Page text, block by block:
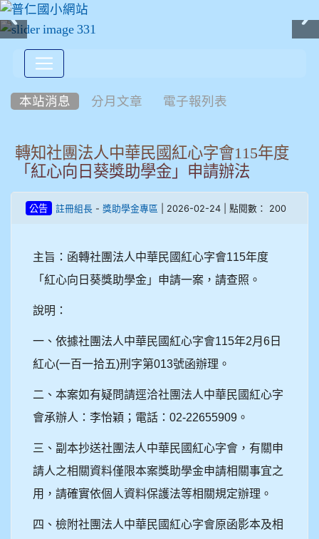
本站消息 分月文章 電子報列表
轉知社團法人中華民國紅心字會115年度
「紅心向日葵獎助學金」申請辦法
公告 註冊組長 - 獎助學金專區 | 2026-02-24 | 點閱數： 200
主旨：函轉社團法人中華民國紅心字會115年度
「紅心向日葵獎助學金」申請一案，請查照。
說明：
一、依據社團法人中華民國紅心字會115年2月 6 日
紅心(一百一拾五)刑字第013號函辦理。
二、本案如有疑問請逕洽社團法人中華民國紅心字
會承辦人：李怡穎；電話： 02-22655909 。
三、副本抄送社團法人中華民國紅心字會，有關申
請人之相關資料僅限本案獎助學金申請相關事宜之
用，請確實依個人資料保護法等相關規定辦理。
四、檢附社團法人中華民國紅心字會原函影本及相